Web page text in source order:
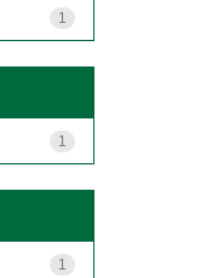
1
1
1